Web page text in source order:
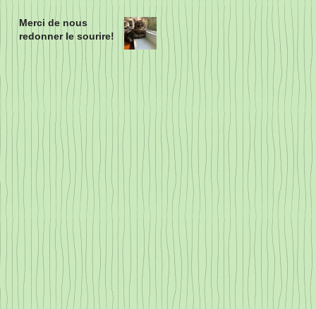
Merci de nous
redonner le sourire!